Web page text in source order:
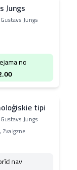
Jungs
Jungs
no
tipi
Jungs
,Zvaigzne
nav